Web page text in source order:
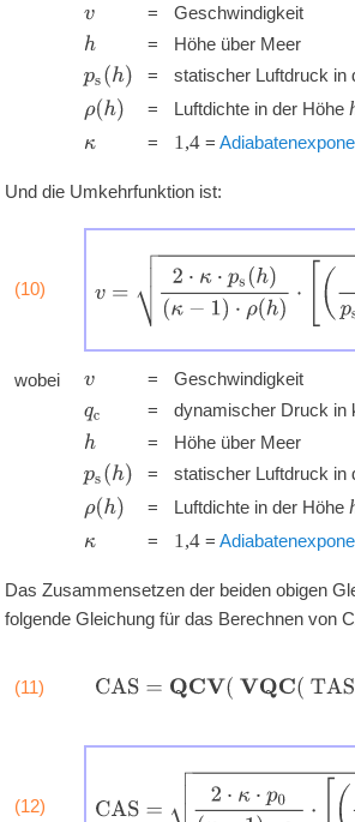
v
=
Geschwindigkeit
h
=
Höhe über Meer
ps(h) = statischer Luftdruck in
ρ(h) = Luftdichte in der Höhe
κ
= 1,4=
Und die Umkehrfunktion ist:
(10)
v=2⋅κ⋅ps(h)(κ−1)⋅ρ(h)⋅[(q
wobei v =
Geschwindigkeit
qc =
dynamischer Druck in
h
=
Höhe über Meer
ps(h) = statischer Luftdruck in
ρ(h) = Luftdichte in der Höhe
κ
= 1,4=
Das Zusammensetzen der beiden obigen
folgende Gleichung für das Berechnen von
(11) CAS=Q CV( VQC ( TAS
(12)
S=2⋅κ⋅p0(κ−1)⋅ρ0⋅[(q